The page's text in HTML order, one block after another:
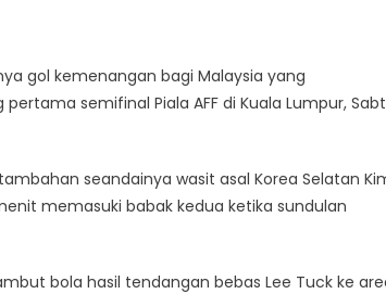
gol kemenangan bagi Malaysia yang
semifinal Piala AFF di Kuala Lumpur,
seandainya wasit asal Korea Selatan
memasuki babak kedua ketika sundulan
bola hasil tendangan bebas Lee Tuck ke